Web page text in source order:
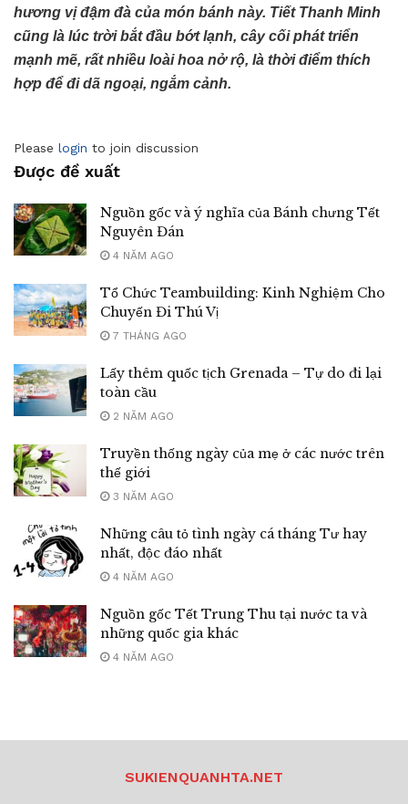
hương vị đậm đà của món bánh này. Tiết Thanh Minh
cũng là lúc trời bắt đầu bớt lạnh, cây cối phát triển
mạnh mẽ, rất nhiều loài hoa nở rộ, là thời điểm thích
hợp để đi dã ngoại, ngắm cảnh.
Please login to join discussion
Được đề xuất
Nguồn gốc và ý nghĩa của Bánh chưng Tết
Nguyên Đán
4 NĂM AGO
Tổ Chức Teambuilding: Kinh Nghiệm Cho
Chuyến Đi Thú Vị
7 THÁNG AGO
Lấy thêm quốc tịch Grenada – Tự do đi lại
toàn cầu
2 NĂM AGO
Truyền thống ngày của mẹ ở các nước trên
thế giới
3 NĂM AGO
Những câu tỏ tình ngày cá tháng Tư hay
nhất, độc đáo nhất
4 NĂM AGO
Nguồn gốc Tết Trung Thu tại nước ta và
những quốc gia khác
4 NĂM AGO
SUKIENQUANHTA.NET